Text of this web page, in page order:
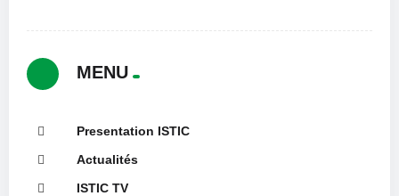
MENU
Presentation ISTIC
Actualités
ISTIC TV